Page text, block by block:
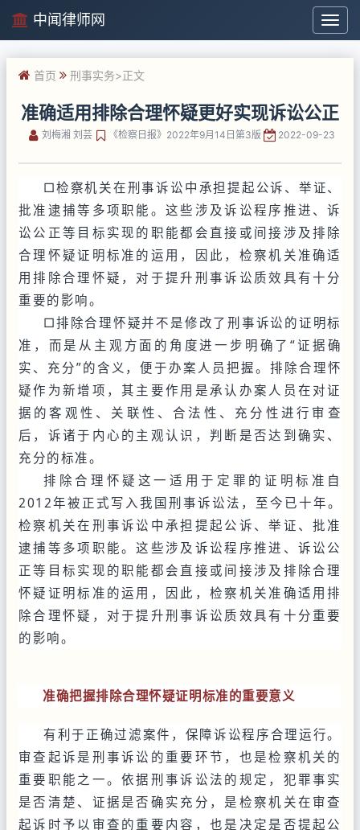
中
闻
律
中闻律师网
首页 刑事实务>正文
准确适用排除合理怀疑更好实现诉讼公正
刘梅湘 刘芸 《检察日报》2022年9月14日第3版 2022-09-23
□检察机关在刑事诉讼中承担提起公诉、举证、
批准逮捕等多项职能。这些涉及诉讼程序推进、诉
讼公正等目标实现的职能都会直接或间接涉及排除
合理怀疑证明标准的运用，因此，检察机关准确适
用排除合理怀疑，对于提升刑事诉讼质效具有十分
重要的影响。
□排除合理怀疑并不是修改了刑事诉讼的证明标
准，而是从主观方面的角度进一步明确了“证据确
实、充分”的含义，便于办案人员把握。排除合理怀
疑作为新增项，其主要作用是承认办案人员在对证
据的客观性、关联性、合法性、充分性进行审查
后，诉诸于内心的主观认识，判断是否达到确实、
充分的标准。
排除合理怀疑这一适用于定罪的证明标准自
2012年被正式写入我国刑事诉讼法，至今已十年。
检察机关在刑事诉讼中承担提起公诉、举证、批准
逮捕等多项职能。这些涉及诉讼程序推进、诉讼公
正等目标实现的职能都会直接或间接涉及排除合理
怀疑证明标准的运用，因此，检察机关准确适用排
除合理怀疑，对于提升刑事诉讼质效具有十分重要
的影响。
准确把握排除合理怀疑证明标准的重要意义
有利于正确过滤案件，保障诉讼程序合理运行。
审查起诉是刑事诉讼的重要环节，也是检察机关的
重要职能之一。依据刑事诉讼法的规定，犯罪事实
是否清楚、证据是否确实充分，是检察机关在审查
起诉时予以审查的重要内容，也是决定是否提起公